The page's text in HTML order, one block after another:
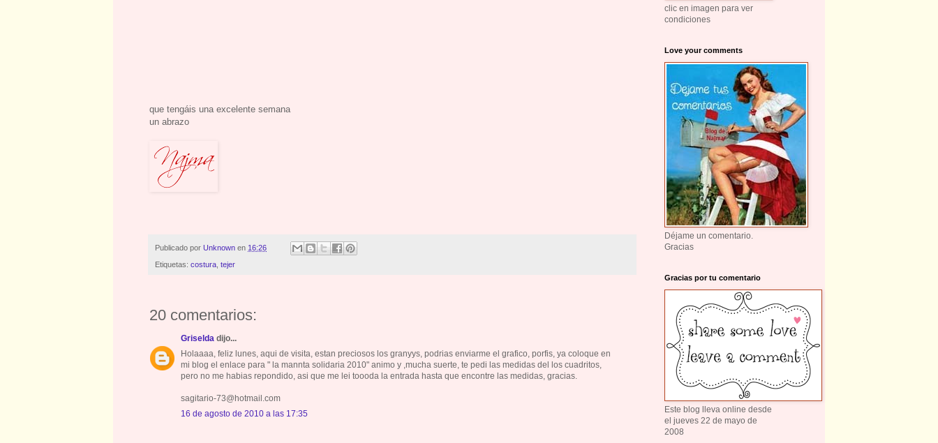
que tengáis una excelente semana
un abrazo
Publicado por Unknown en 16:26
Etiquetas: costura tejer
20 comentarios:
Griselda dijo...
Holaaaa, feliz lunes, aqui de visita, estan preciosos los granyys, podrias enviarme el grafico, porfis, ya coloque en
mi blog el enlace para " la mannta solidaria 2010" animo y ,mucha suerte, te pedi las medidas del los cuadritos,
pero no me habias repondido, asi que me lei toooda la entrada hasta que encontre las medidas, gracias.
sagitario-73@hotmail.com
16 de agosto de 2010 a las 17:35
clic en imagen para ver
condiciones
Love your comments
Déjame un comentario.
Gracias
Gracias por tu comentario
Este blog lleva online desde
el jueves 22 de mayo de
2008